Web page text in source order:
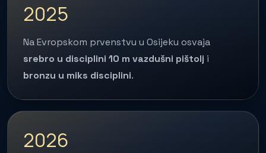
2025
Na Evropskom prvenstvu u Osijeku osvaja
srebro u disciplini 10 m vazdušni pištolj i
bronzu u miks disciplini.
2026